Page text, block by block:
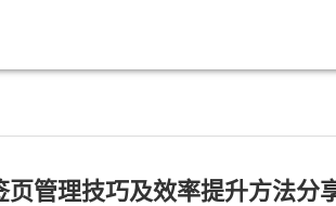
页管理技巧及效率提升方法分